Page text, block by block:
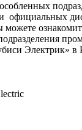
официальных
Электрик» в